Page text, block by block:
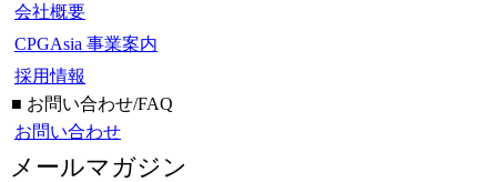
会社概要
CPGAsia 事業案内
採用情報
■ お問い合わせ/FAQ
お問い合わせ
メールマガジン